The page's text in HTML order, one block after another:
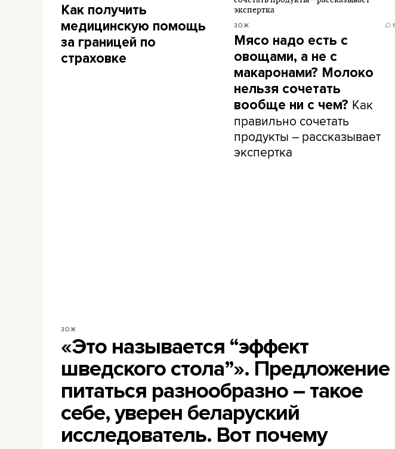
Как получить
медицинскую помощь
за границей по
страховке
ЗОЖ 1
Мясо надо есть с
овощами, а не с
макаронами? Молоко
нельзя сочетать
вообще ни с чем? Как
правильно сочетать
продукты – рассказывает
экспертка
ЗОЖ
«Это называется “эффект
шведского стола”». Предложение
питаться разнообразно – такое
себе, уверен беларуский
исследователь. Вот почему